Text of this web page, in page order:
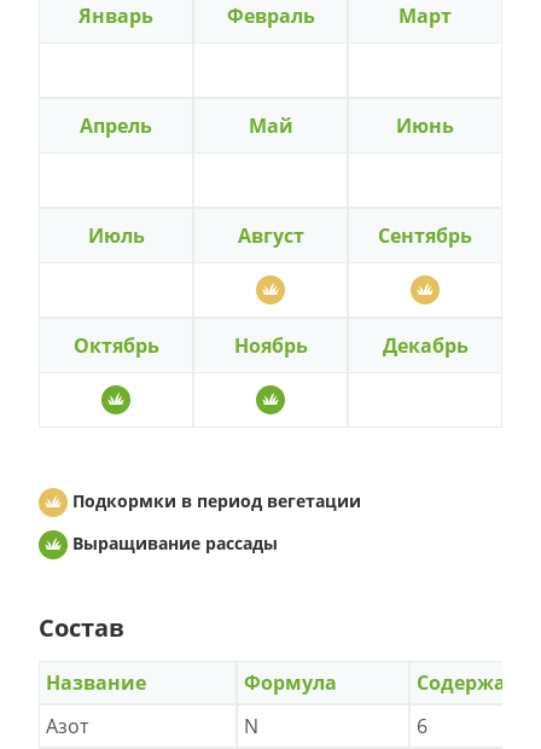
Январь Февраль Март
Апрель Май Июнь
Июль Август Сентябрь
Октябрь Ноябрь Декабрь
Подкормки в период вегетации
Выращивание рассады
Состав
Название Формула
Азот
N 6